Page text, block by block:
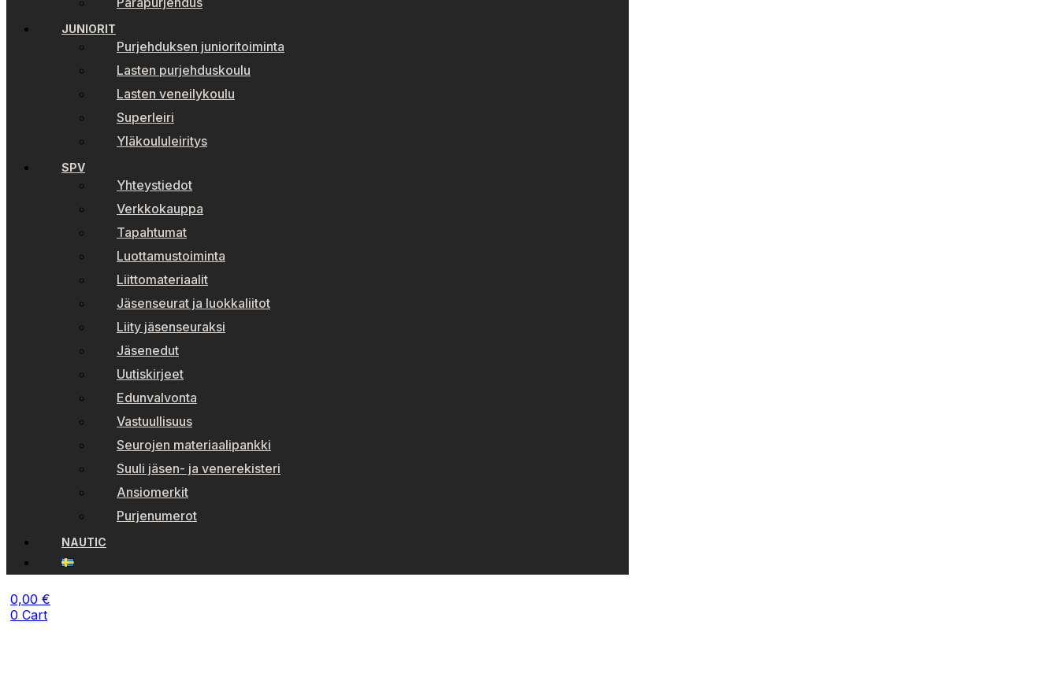
JUNIORIT
Purjehduksen junioritoiminta
Lasten purjehduskoulu
Lasten veneilykoulu
Superleiri
Yläkoululeiritys
SPV
Yhteystiedot
Verkkokauppa
Tapahtumat
Luottamustoiminta
Liittomateriaalit
Jäsenseurat ja luokkaliitot
Liity jäsenseuraksi
Jäsenedut
Uutiskirjeet
Edunvalvonta
Vastuullisuus
Seurojen materiaalipankki
Suuli jäsen- ja venerekisteri
Ansiomerkit
Purjenumerot
NAUTIC
0,00 €
0 Cart